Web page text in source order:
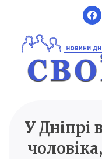
content
Новини
У Дніпрі